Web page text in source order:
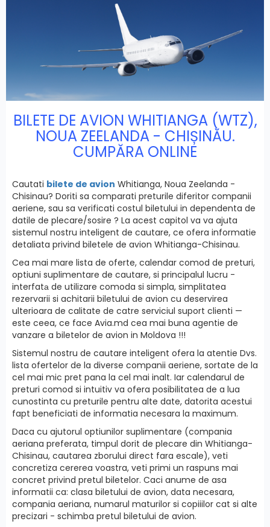
BILETE DE AVION WHITIANGA (WTZ),
NOUA ZEELANDA - CHIȘINĂU.
CUMPĂRA ONLINE
Cautati bilete de avion Whitianga, Noua Zeelanda -
Chisinau? Doriti sa comparati preturile diferitor companii
aeriene, sau sa verificati costul biletului in dependenta de
datile de plecare/sosire ? La acest capitol va va ajuta
sistemul nostru inteligent de cautare, ce ofera informatie
detaliata privind biletele de avion Whitianga-Chisinau.
Cea mai mare lista de oferte, calendar comod de preturi,
optiuni suplimentare de cautare, si principalul lucru -
interfatа de utilizare comoda si simpla, simplitatea
rezervarii si achitarii biletului de avion cu deservirea
ulterioara de calitate de catre serviciul suport clienti —
este ceea, ce face Avia.md cea mai buna agentie de
vanzare a biletelor de avion in Moldova !!!
Sistemul nostru de cautare inteligent ofera la atentie Dvs.
lista ofertelor de la diverse companii aeriene, sortate de la
cel mai mic pret pana la cel mai inalt. Iar calendarul de
preturi comod si intuitiv va ofera posibilitatea de a lua
cunostinta cu preturile pentru alte date, datorita acestui
fapt beneficiati de informatia necesara la maximum.
Daca cu ajutorul optiunilor suplimentare (compania
aeriana preferata, timpul dorit de plecare din Whitianga-
Chisinau, cautarea zborului direct fara escale), veti
concretiza cererea voastra, veti primi un raspuns mai
concret privind pretul biletelor. Caci anume de asa
informatii ca: clasa biletului de avion, data necesara,
compania aeriana, numarul maturilor si copiiilor cat si alte
precizari - schimba pretul biletului de avion.